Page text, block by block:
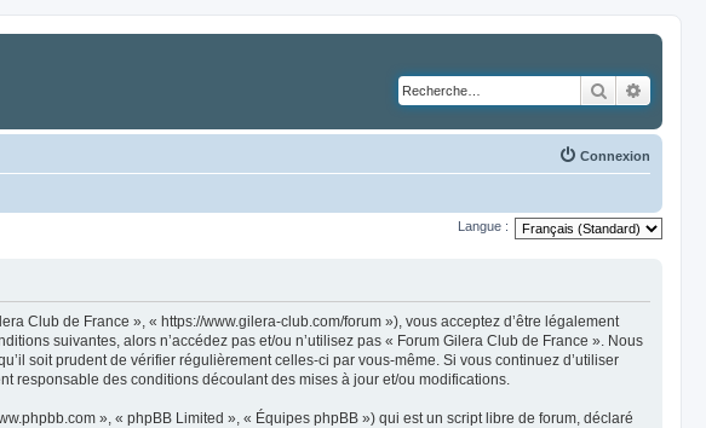
Rechercher
Connexion
Langue :
Club de France », « https://www.gilera-club.com/forum »), vous acceptez d’être légalement
suivantes, alors n’accédez pas et/ou n’utilisez pas « Forum Gilera Club de France ». Nous
soit prudent de vérifier régulièrement celles-ci par vous-même. Si vous continuez d’utiliser
responsable des conditions découlant des mises à jour et/ou modifications.
», « phpBB Limited », « Équipes phpBB ») qui est un script libre de forum, déclaré